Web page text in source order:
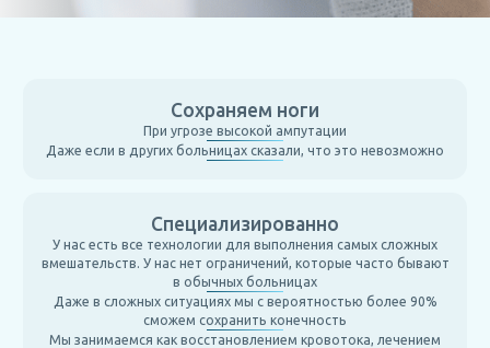
Сохраняем ноги
При угрозе высокой ампутации
Даже если в других больницах сказали, что это невозможно
Специализированно
У нас есть все технологии для выполнения самых сложных
вмешательств. У нас нет ограничений, которые часто бывают
в обычных больницах
Даже в сложных ситуациях мы с вероятностью более 90%
сможем сохранить конечность
Мы занимаемся как восстановлением кровотока, лечением